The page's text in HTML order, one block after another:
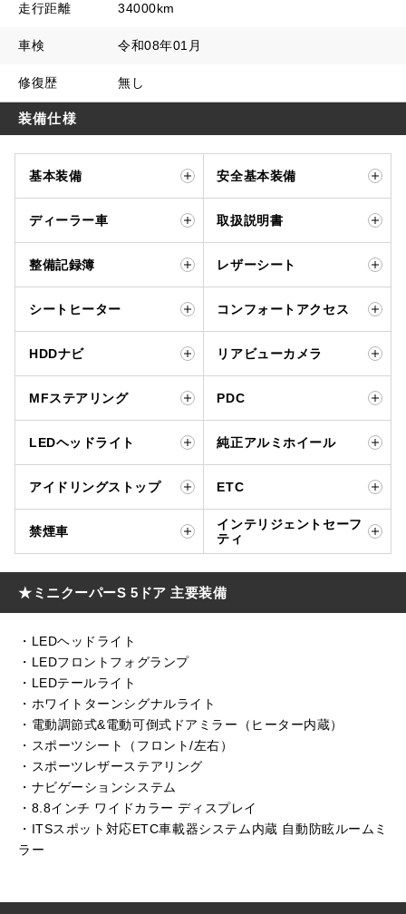
走行距離 34000km
車検 令和08年01月
修復歴 無し
装備仕様
基本装備 安全基本装備
ディーラー車 取扱説明書
整備記録簿 レザーシート
シートヒーター コンフォートアクセス
HDDナビ リアビューカメラ
MFステアリング PDC
LEDヘッドライト 純正アルミホイール
アイドリングストップ ETC
禁煙車
インテリジェントセーフ
ティ
★ミニクーパーS 5ドア 主要装備
・LEDヘッドライト
・LEDフロントフォグランプ
・LEDテールライト
・ホワイトターンシグナルライト
・電動調節式&電動可倒式ドアミラー（ヒーター内蔵）
・スポーツシート（フロント/左右）
・スポーツレザーステアリング
・ナビゲーションシステム
・8.8インチ ワイドカラー ディスプレイ
・ITSスポット対応ETC車載器システム内蔵 自動防眩ルームミ
ラー